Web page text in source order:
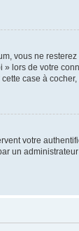
vous ne
lors de votre
case à
votre
un